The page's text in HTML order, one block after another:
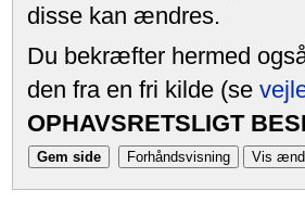
disse kan ændres.
Du bekræfter hermed
den fra en fri kilde (se
OPHAVSRETSLIGT